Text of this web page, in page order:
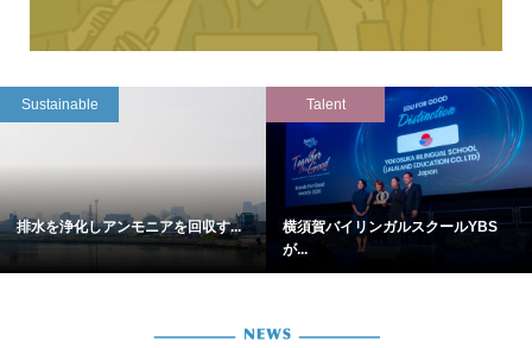
Sustainable
排水を浄化しアンモニアを回収す...
Talent
横須賀バイリンガルスクールYBS
が...